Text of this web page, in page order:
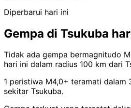
Diperbarui hari ini
Gempa di Tsukuba
Tidak ada gempa bermagnitudo
hari ini dalam radius 100 km dari
1 peristiwa M4,0+ teramati dalam
sekitar Tsukuba.